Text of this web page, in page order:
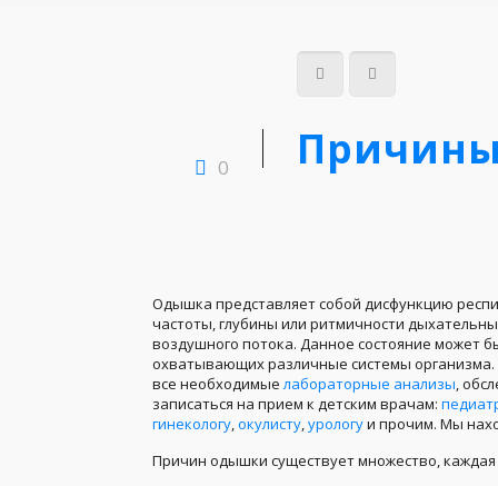
0
Одышка представляет собой дисфункцию
частоты, глубины или ритмичности
воздушного потока. Данное состояние может
охватывающих различные системы организма.
все необходимыелабораторные анализы,
записаться на прием к детским врачам:
гинекологу,окулисту,урологуи прочим. Мы
Причин одышки существует множество,